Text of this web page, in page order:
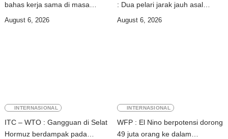
bahas kerja sama di masa
depan
August 6, 2026
: Dua pelari jarak jauh asal
China tiba di Dili
August 6, 2026
INTERNASIONAL
ITC – WTO : Gangguan di Selat
Hormuz berdampak pada
INTERNASIONAL
WFP : El Nino berpotensi dorong
49 juta orang ke dalam